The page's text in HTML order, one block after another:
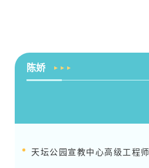
陈娇
天坛公园宣教中心高级工程师